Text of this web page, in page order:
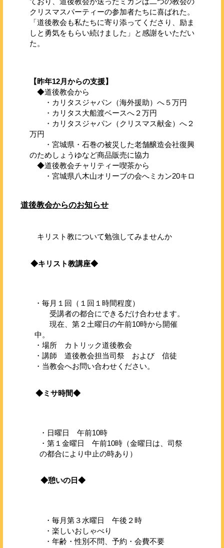
クリスマスパーティーの参加者たちに喜ばれた。
「道後教会も私たちに寄り添ってくださり、励ま
しと勇気をもらい続けました」と感謝をいただい
た。
【昨年12月からの支援】
◆道後教会から
・カリタスジャパン（海外援助）へ５万円
・カリタス大船渡ベースへ２万円
・カリタスジャパン（クリスマス献金）へ２
万円
・宮城県・石巻の被災した老舗醸造会社復興
のためしょうゆなど商品販売に協力
◆道後教会チャリティー喫茶から
・宮城県八木山オリーブの会へミカン20キロ
道後教会からのお知らせ
キリスト教について勉強してみませんか
◆キリスト教講座◆
・毎月１回（１回１時間程度）
受講者の都合にできるだけ合わせます。
現在、第２土曜日の午前10時から開催
中。
・場所 カトリック道後教会
・講師 道後教会担当司祭 および 信徒
・当教会へお問い合わせください。
◆ミサ時間◆
・日曜日 午前10時
・第１金曜日 午前10時（金曜日は、司祭
の都合により中止の時あり）
◆憩いの日◆
・毎月第３水曜日 午後２時
・楽しいおしゃべり
・年齢・性別不問、予約・会費不要